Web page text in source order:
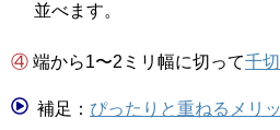
並べます。
④ 端から1〜2ミリ幅に切って千
補足： ぴったりと重ねるメリ